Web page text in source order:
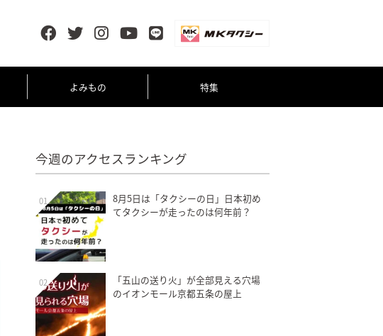
よみもの 特集
今週のアクセスランキング
01
8月5日は「タクシーの日」日本初め
てタクシーが走ったのは何年前？
02
「五山の送り火」が全部見える穴場
のイオンモール京都五条の屋上